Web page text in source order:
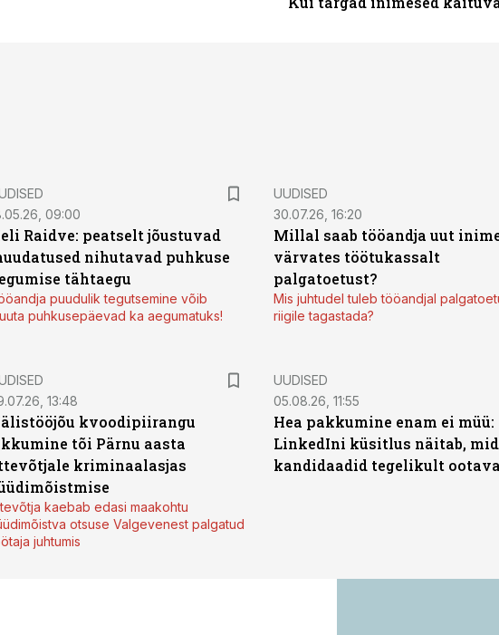
09:00
Raidve: peatselt jõustuvad
nihutavad puhkuse
tähtaegu
puudulik tegutsemine võib
puhkusepäevad ka aegumatuks!
UUDISED
30.07.26, 16:20
Millal saab tööandja uut
värvates töötukassalt
palgatoetust?
Mis juhtudel tuleb tööandjal
riigile tagastada?
13:48
kvoodipiirangu
tõi Pärnu aasta
kriminaalasjas
kaebab edasi maakohtu
otsuse Valgevenest palgatud
juhtumis
UUDISED
05.08.26, 11:55
Hea pakkumine enam ei müü:
LinkedIni küsitlus näitab,
kandidaadid tegelikult